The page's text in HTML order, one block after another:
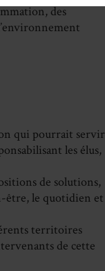
des
qui pourrait servir
les élus,
de solutions,
être, le quotidien et
territoires
de cette